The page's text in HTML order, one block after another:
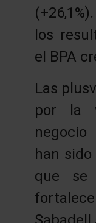
los
el BPA
Las
por la
negocio
han
que se